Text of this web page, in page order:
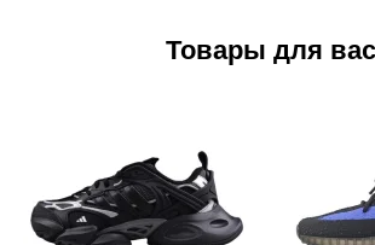
Товары для вас